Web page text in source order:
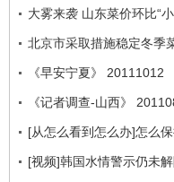
大雾来袭 山东菜价环比“
北京市采取措施稳定冬季
《早安宁夏》 20111012
《记者调查-山西》
[从怎么看到怎么办]怎么
[视频]韩国水情警示仍未